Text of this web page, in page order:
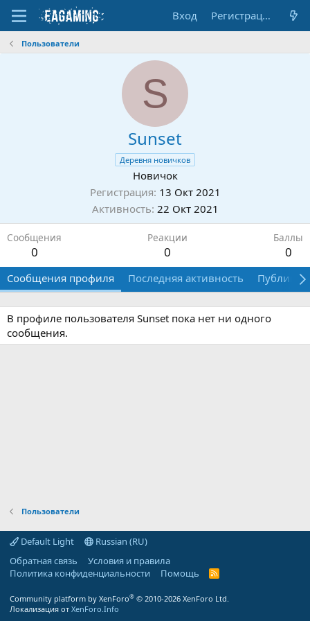
Вход Регистрация
Пользователи
S
Sunset
Деревня новичков
Новичок
Регистрация 13 Окт 2021
Активность 22 Окт 2021
Сообщения
0
Реакции
0
Баллы
0
Сообщения профиля Последняя активность
В профиле пользователя Sunset пока нет ни одного
сообщения.
Пользователи
Default Light
Russian (RU)
Обратная связь
Условия и правила
Политика конфиденциальности
Помощь
R
Community platform by XenForo® © 2010-2026 XenForo Ltd.
Локализация от XenForo.Info